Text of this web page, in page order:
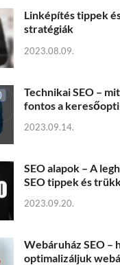
Linképítés tippek
stratégiák
2023.08.09.
Technikai SEO –
fontos a
2023.09.14.
SEO alapok – A
SEO tippek és
2023.09.20.
Webáruház SEO –
optimalizáljuk